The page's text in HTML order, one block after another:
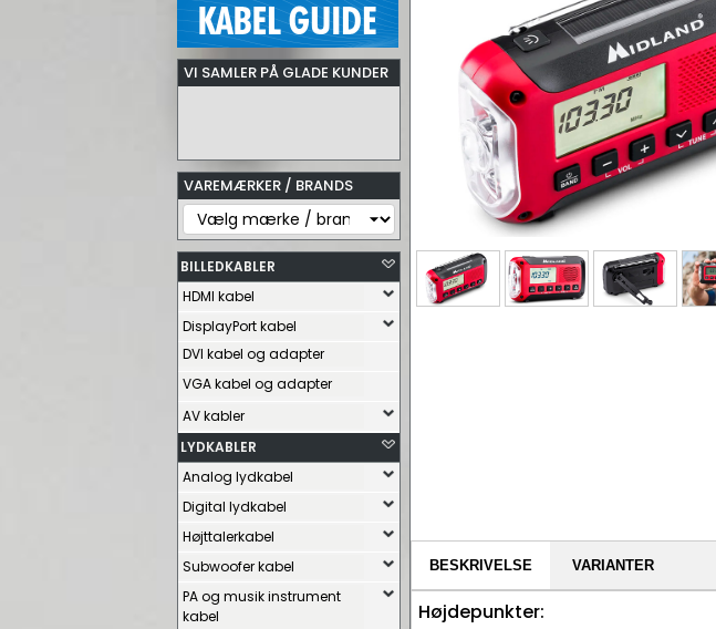
VI SAMLER PÅ GLADE KUNDER
VAREMÆRKER / BRANDS
BILLEDKABLER
HDMI kabel
DisplayPort kabel
DVI kabel og adapter
VGA kabel og adapter
AV kabler
LYDKABLER
Analog lydkabel
Digital lydkabel
Højttalerkabel
Subwoofer kabel
PA og musik instrument
kabel
BESKRIVELSE VARIANTER
Højdepunkter: